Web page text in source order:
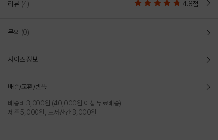
리뷰 (4) 4.8점
문의 (0)
사이즈 정보
배송/교환/반품
배송비 3,000원 (40,000원 이상 무료배송)
제주 5,000원, 도서산간 8,000원